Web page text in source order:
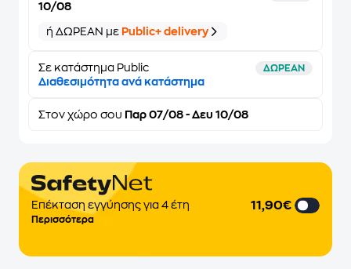
10/08
ή ΔΩΡΕΑΝ με Public+ delivery
Σε κατάστημα Public ΔΩΡΕΑΝ
Διαθεσιμότητα ανά κατάστημα
Στον χώρο σου Παρ 07/08 - Δευ 10/08
Επέκταση εγγύησης για 4 έτη
Περισσότερα
11,90€